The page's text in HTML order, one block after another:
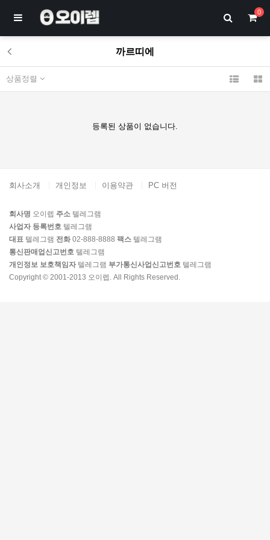
0
까르띠에
상품정렬
등록된 상품이 없습니다.
회사소개 개인정보 이용약관 PC 버전
회사명 오이렙 주소 텔레그램
사업자 등록번호 텔레그램
대표 텔레그램 전화 02-888-8888 팩스 텔레그램
통신판매업신고번호 텔레그램
개인정보 보호책임자 텔레그램 부가통신사업신고번호 텔레그램
Copyright © 2001-2013 오이렙. All Rights Reserved.